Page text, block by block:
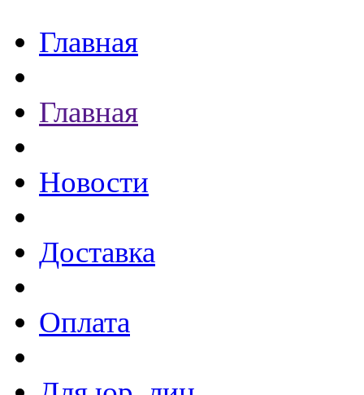
Главная
Главная
Новости
Доставка
Оплата